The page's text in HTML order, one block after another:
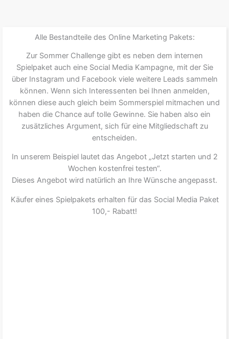
Alle Bestandteile des Online Marketing Pakets:
Zur Sommer Challenge gibt es neben dem internen
Spielpaket auch eine Social Media Kampagne, mit der Sie
über Instagram und Facebook viele weitere Leads sammeln
können. Wenn sich Interessenten bei Ihnen anmelden,
können diese auch gleich beim Sommerspiel mitmachen und
haben die Chance auf tolle Gewinne. Sie haben also ein
zusätzliches Argument, sich für eine Mitgliedschaft zu
entscheiden.
In unserem Beispiel lautet das Angebot „Jetzt starten und 2
Wochen kostenfrei testen“.
Dieses Angebot wird natürlich an Ihre Wünsche angepasst.
Käufer eines Spielpakets erhalten für das Social Media Paket
100,- Rabatt!